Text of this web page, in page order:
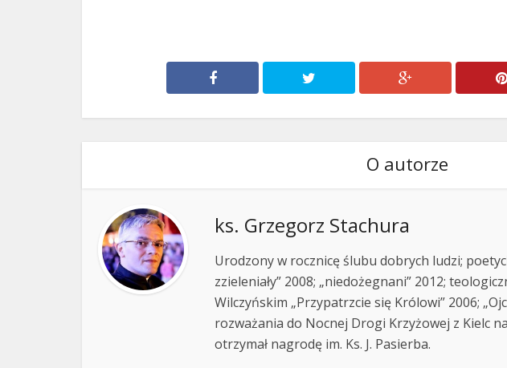
O autorze
ks. Grzegorz Stachura
Urodzony w rocznicę ślubu dobrych ludzi;
zzieleniały” 2008; „niedożegnani” 2012;
Wilczyńskim „Przypatrzcie się Królowi” 2006;
rozważania do Nocnej Drogi Krzyżowej z Kielc
otrzymał nagrodę im. Ks. J. Pasierba.